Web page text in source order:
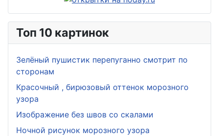
Топ 10 картинок
Зелёный пушистик перепуганно смотрит по
сторонам
Красочный , бирюзовый оттенок морозного
узора
Изображение без швов со скалами
Ночной рисунок морозного узора